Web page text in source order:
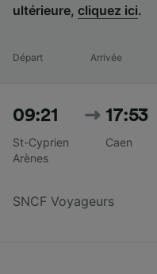
ultérieure, cliquez ici.
Départ Arrivée
09:21
St-Cyprien
Arènes
17:53
Caen
SNCF Voyageurs